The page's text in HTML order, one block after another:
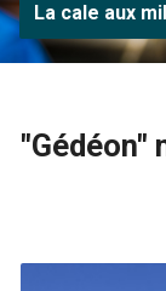
La cale aux
"Gédéon"